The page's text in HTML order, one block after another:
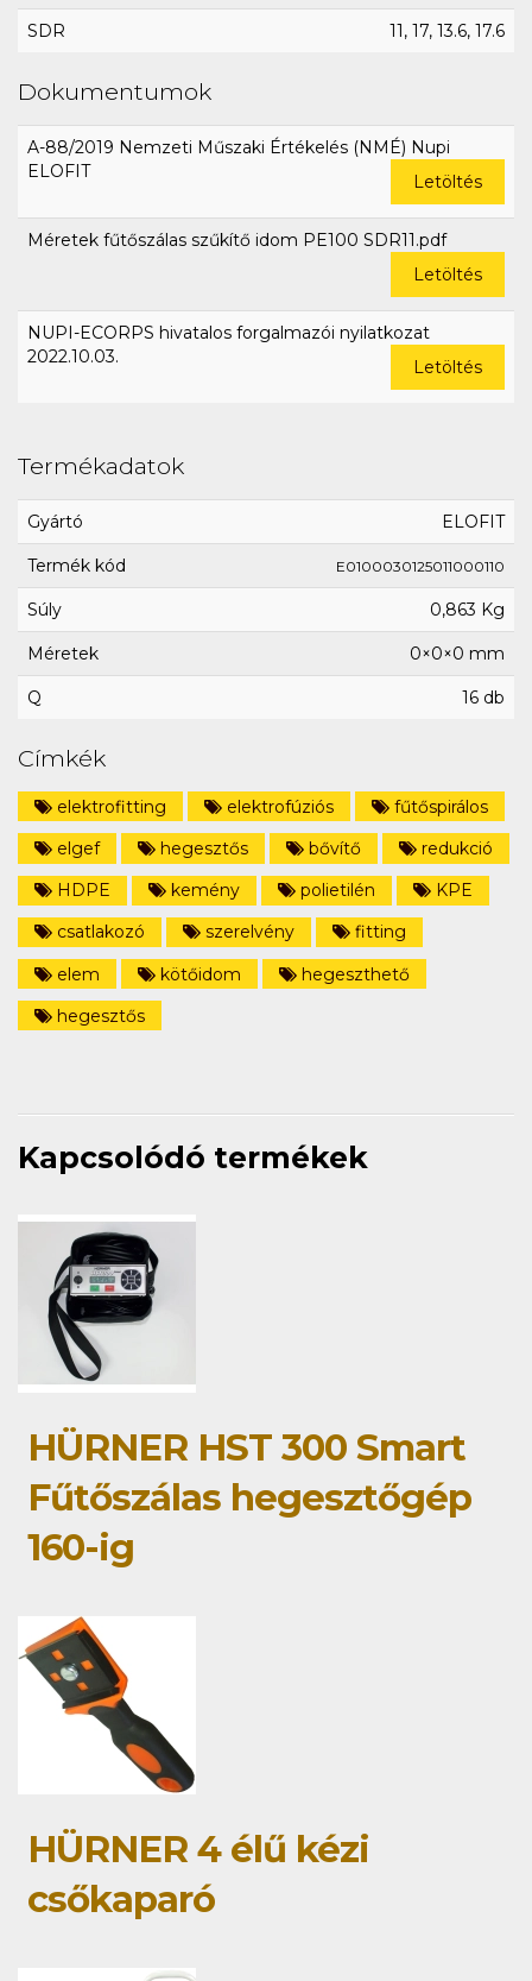
SDR 11, 17, 13.6, 17.6
Dokumentumok
A-88/2019 Nemzeti Műszaki Értékelés (NMÉ) Nupi
ELOFIT
Letöltés
Méretek fűtőszálas szűkítő idom PE100 SDR11.pdf
Letöltés
NUPI-ECORPS hivatalos forgalmazói nyilatkozat
2022.10.03.
Letöltés
Termékadatok
Gyártó ELOFIT
Termék kód E0100030125011000110
Súly 0,863 Kg
Méretek 0×0×0 mm
Q 16 db
Címkék
elektrofitting elektrofúziós
fűtőspirálos
elgef
hegesztős bővítő
redukció
HDPE
kemény polietilén
KPE
csatlakozó
szerelvény
fitting
elem
kötőidom
hegeszthető
hegesztős
Kapcsolódó termékek
HÜRNER HST 300 Smart
Fűtőszálas hegesztőgép
160-ig
HÜRNER 4 élű kézi
csőkaparó